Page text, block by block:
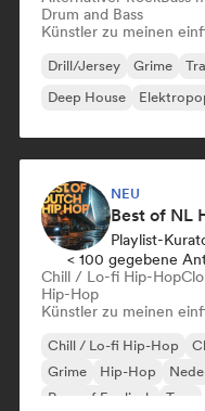
Drum and Bass
Künstler zu meinen
Drill/Jersey Grime
Deep House
NEU
Playlist-
< 100 gegebene
Chill / Lo-fi Hip-Hop
Hip-Hop
Künstler zu meinen
Chill / Lo-fi Hip-Hop
Grime
Hip-Hop
Rap auf Englisch
Trap